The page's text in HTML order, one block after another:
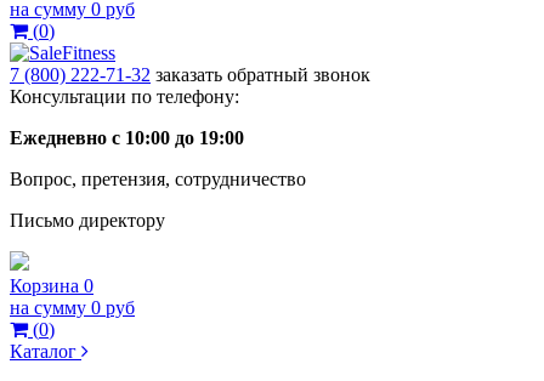
на сумму 0 руб
(0)
7 (800) 222-71-32 заказать обратный звонок
Консультации по телефону:
Ежедневно с 10:00 до 19:00
Вопрос, претензия, сотрудничество
Письмо директору
Корзина 0
на сумму 0 руб
(0)
Каталог